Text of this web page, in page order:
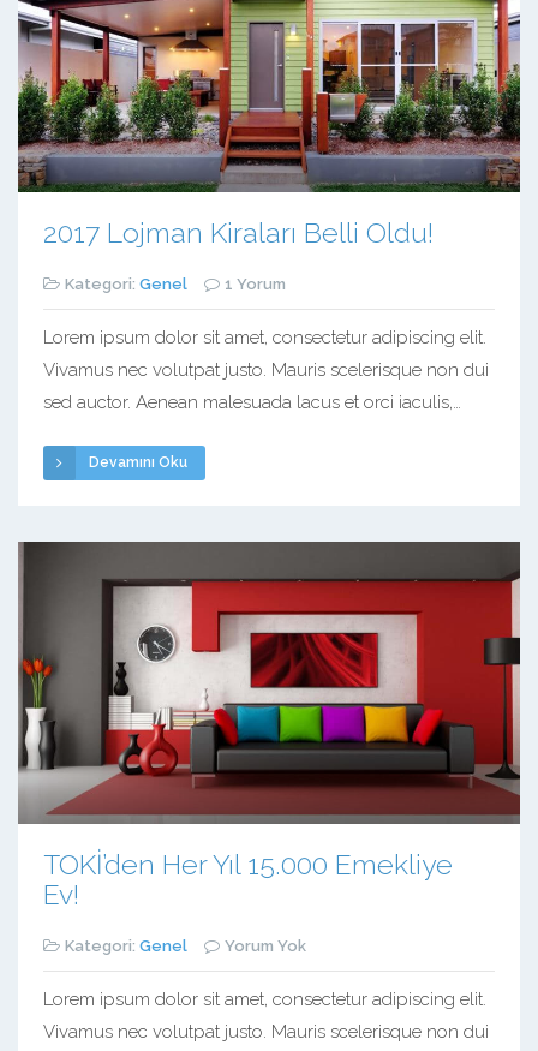
2017 Lojman Kiraları Belli Oldu!
Kategori: Genel 1 Yorum
Lorem ipsum dolor sit amet, consectetur adipiscing elit.
Vivamus nec volutpat justo. Mauris scelerisque non dui
sed auctor. Aenean malesuada lacus et orci iaculis,
pulvinar sollicitudin. Nulla massa eros, suscipit vel
Devamını Oku
TOKİ’den Her Yıl 15.000 Emekliye
Ev!
Kategori: Genel Yorum Yok
Lorem ipsum dolor sit amet, consectetur adipiscing elit.
Vivamus nec volutpat justo. Mauris scelerisque non dui